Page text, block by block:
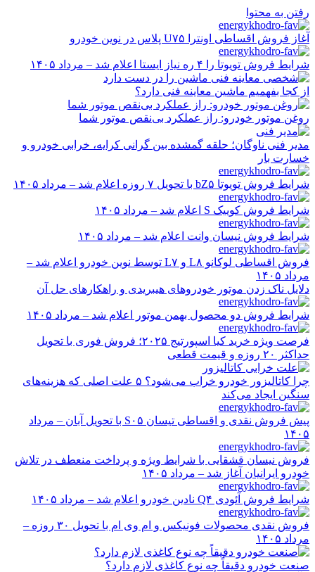
رفتن به محتوا
آغاز فروش اقساطی اونترا U۷۵ پلاس در نوین خودرو
شرایط فروش تویوتا را ۴ ره نیاز ایستا اعلام شد – مرداد ۱۴۰۵
از کجا بفهمیم ماشین معاینه فنی دارد؟
روغن موتور خودرو: راز عملکرد بی‌نقص موتور شما
مدیر فنی ناوگان؛ حلقه گمشده بین گرانی کرایه، خرابی خودرو و
خسارت بار
شرایط فروش تویوتا bZ۵ با تحویل ۷ روزه اعلام شد – مرداد ۱۴۰۵
شرایط فروش کوییک S اعلام شد – مرداد ۱۴۰۵
شرایط فروش نیسان وانت اعلام شد – مرداد ۱۴۰۵
فروش اقساطی لوکانو L۸ و L۷ توسط نوین خودرو اعلام شد –
مرداد ۱۴۰۵
دلایل ناک زدن موتور خودروهای هیبریدی و راهکارهای حل آن
شرایط فروش دو محصول بهمن موتور اعلام شد – مرداد ۱۴۰۵
فرصت ویژه خرید کیا اسپورتیج ۲۰۲۵؛ فروش فوری با تحویل
حداکثر ۲۰ روزه و قیمت قطعی
چرا کاتالیزور خودرو خراب می‌شود؟ ۵ علت اصلی که هزینه‌های
سنگین ایجاد می‌کند
پیش فروش نقدی و اقساطی تیسان S۰۵ با تحویل آبان – مرداد
۱۴۰۵
فروش نیسان قشقایی با شرایط ویژه و پرداخت منعطف در تلاش
خودرو ایرانیان آغاز شد – مرداد ۱۴۰۵
شرایط فروش آئودی Q۴ نادین خودرو اعلام شد – مرداد ۱۴۰۵
فروش نقدی محصولات فونیکس و ام وی ام با تحویل ۳۰ روزه –
مرداد ۱۴۰۵
صنعت خودرو دقیقاً چه نوع کاغذی لازم دارد؟